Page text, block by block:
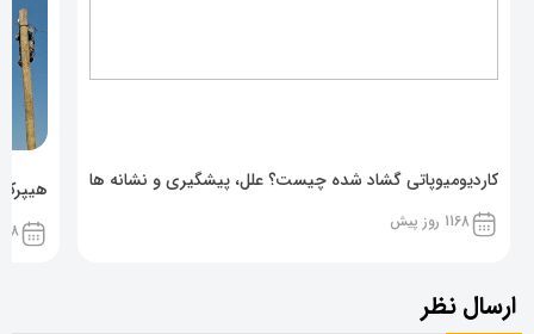
کاردیومیوپاتی گشاد شده چیست؟ علل، پیشگیری و نشانه ها
1168 روز پیش 1168
ارسال نظر